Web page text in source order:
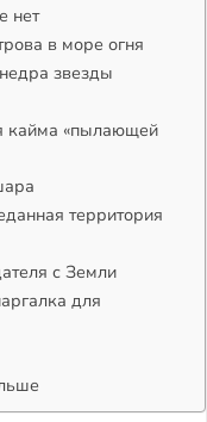
нет
в море огня
звезды
кайма «пылающей
территория
с Земли
для